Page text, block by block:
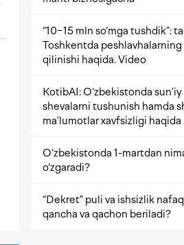
“10−15 mln so‘mga tushdik”:
Toshkentda
qilinishi haqida. Video
KotibAI: O‘zbekistonda
shevalarni tushunish hamda
ma’lumotlar xavfsizligi haqida
O‘zbekistonda 1-martdan
o‘zgaradi?
“Dekret” puli va ishsizlik
qancha va qachon beriladi?